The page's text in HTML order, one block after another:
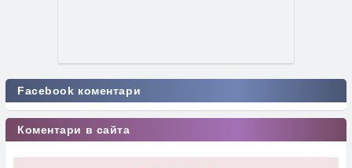
Facebook коментари
Коментари в сайта